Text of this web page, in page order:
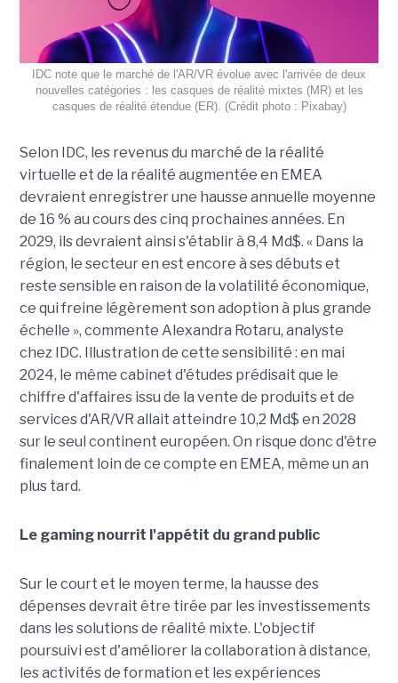
IDC note que le marché de l'AR/VR évolue avec l'arrivée de deux
nouvelles catégories : les casques de réalité mixtes (MR) et les
casques de réalité étendue (ER). (Crédit photo : Pixabay)
Selon IDC, les revenus du marché de la réalité
virtuelle et de la réalité augmentée en EMEA
devraient enregistrer une hausse annuelle moyenne
de 16 % au cours des cinq prochaines années. En
2029, ils devraient ainsi s'établir à 8,4 Md$. « Dans la
région, le secteur en est encore à ses débuts et
reste sensible en raison de la volatilité économique,
ce qui freine légèrement son adoption à plus grande
échelle », commente Alexandra Rotaru, analyste
chez IDC. Illustration de cette sensibilité : en mai
2024, le même cabinet d'études prédisait que le
chiffre d'affaires issu de la vente de produits et de
services d'AR/VR allait atteindre 10,2 Md$ en 2028
sur le seul continent européen. On risque donc d'être
finalement loin de ce compte en EMEA, même un an
plus tard.
Le gaming nourrit l'appétit du grand public
Sur le court et le moyen terme, la hausse des
dépenses devrait être tirée par les investissements
dans les solutions de réalité mixte. L'objectif
poursuivi est d'améliorer la collaboration à distance,
les activités de formation et les expériences